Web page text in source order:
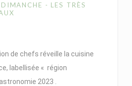
- LES TRÈS
de chefs réveille la cuisine
labellisée « région
2023 .